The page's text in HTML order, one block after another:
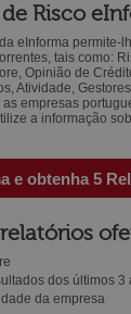
Risco
eInforma permite-
tais como:
Opinião de
Atividade,
empresas
a informação
e obtenha 5
relatórios
dos últimos 3
da empresa